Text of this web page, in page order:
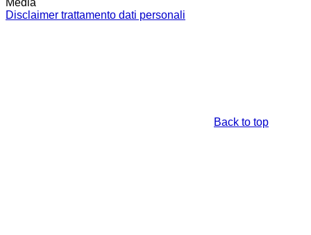
Disclaimer trattamento dati personali
Back to top